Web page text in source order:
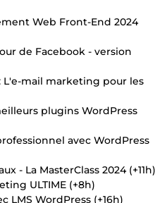
Web Front-End 2024
de Facebook - version
L'e-mail marketing pour les
plugins WordPress
avec WordPress
- La MasterClass 2024 (+11h)
ULTIME (+8h)
LMS WordPress (+16h)